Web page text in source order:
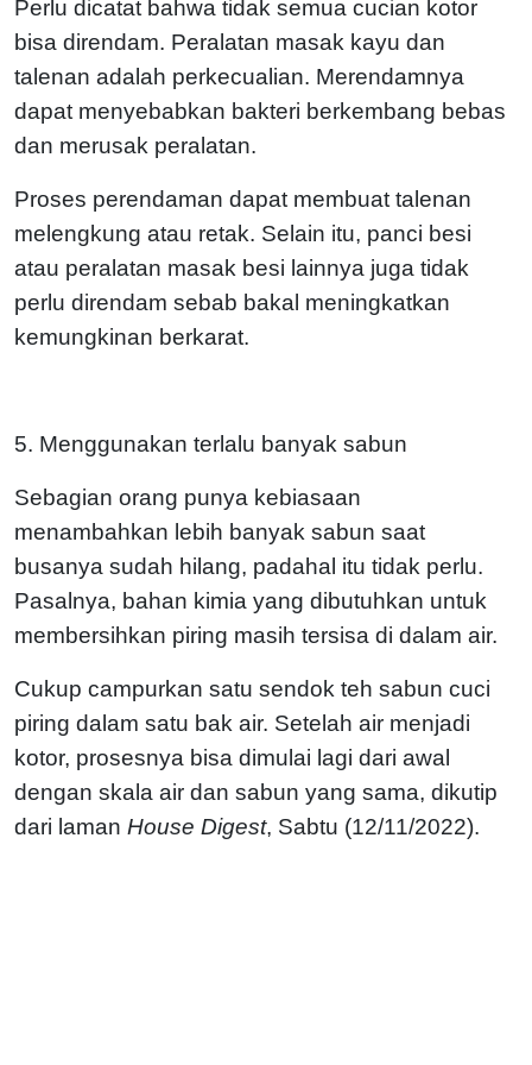
Perlu dicatat bahwa tidak semua cucian kotor
bisa direndam. Peralatan masak kayu dan
talenan adalah perkecualian. Merendamnya
dapat menyebabkan bakteri berkembang bebas
dan merusak peralatan.
Proses perendaman dapat membuat talenan
melengkung atau retak. Selain itu, panci besi
atau peralatan masak besi lainnya juga tidak
perlu direndam sebab bakal meningkatkan
kemungkinan berkarat.
5. Menggunakan terlalu banyak sabun
Sebagian orang punya kebiasaan
menambahkan lebih banyak sabun saat
busanya sudah hilang, padahal itu tidak perlu.
Pasalnya, bahan kimia yang dibutuhkan untuk
membersihkan piring masih tersisa di dalam air.
Cukup campurkan satu sendok teh sabun cuci
piring dalam satu bak air. Setelah air menjadi
kotor, prosesnya bisa dimulai lagi dari awal
dengan skala air dan sabun yang sama, dikutip
dari laman House Digest, Sabtu (12/11/2022).